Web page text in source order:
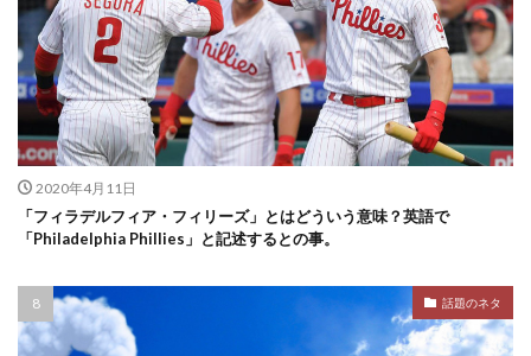
2020年4月11日
「フィラデルフィア・フィリーズ」とはどういう意味？英語で
「Philadelphia Phillies」と記述するとの事。
話題のネタ